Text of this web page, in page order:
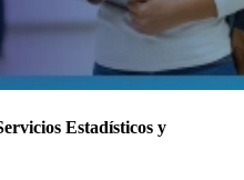
Estadísticos y